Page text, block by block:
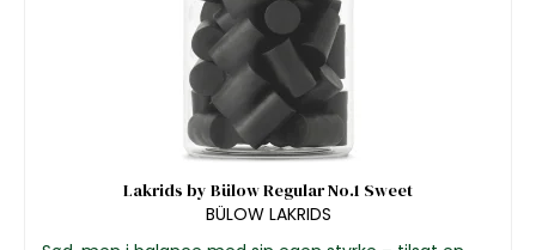
Lakrids by Bülow Regular No.1 Sweet
BÜLOW LAKRIDS